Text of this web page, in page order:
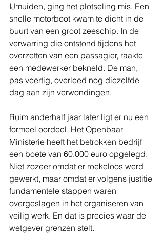
IJmuiden, ging het plotseling mis. Een
snelle motorboot kwam te dicht in de
buurt van een groot zeeschip. In de
verwarring die ontstond tijdens het
overzetten van een passagier, raakte
een medewerker bekneld. De man,
pas veertig, overleed nog diezelfde
dag aan zijn verwondingen.
Ruim anderhalf jaar later ligt er nu een
formeel oordeel. Het Openbaar
Ministerie heeft het betrokken bedrijf
een boete van 60.000 euro opgelegd.
Niet zozeer omdat er roekeloos werd
gewerkt, maar omdat er volgens justitie
fundamentele stappen waren
overgeslagen in het organiseren van
veilig werk. En dat is precies waar de
wetgever grenzen stelt.